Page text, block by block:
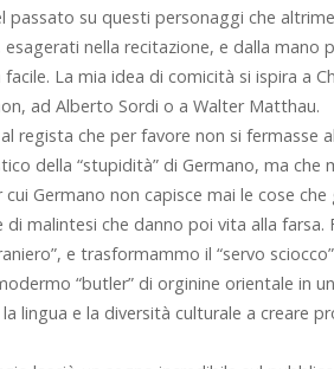
passato su questi personaggi che
nella recitazione, e dalla mano
facile. La mia idea di comicità si ispira a
ad Alberto Sordi o a Walter Matthau.
regista che per favore non si fermasse
della “stupidità” di Germano, ma che
Germano non capisce mai le cose
di malintesi che danno poi vita alla farsa.
e trasformammo il “servo
“butler” di orginine orientale in
la lingua e la diversità culturale a creare